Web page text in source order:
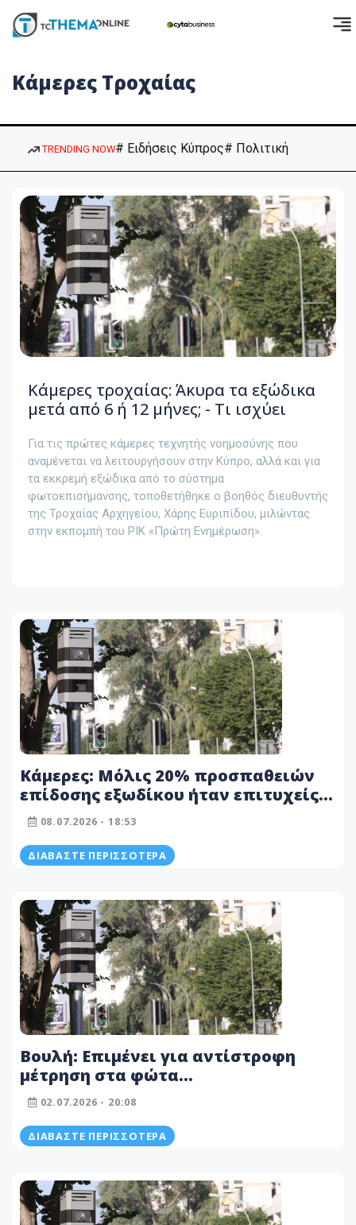
Κάμερες Τροχαίας
TRENDING NOW# Ειδήσεις Κύπρος# Πολιτική
Κάμερες τροχαίας: Άκυρα τα εξώδικα
μετά από 6 ή 12 μήνες; - Τι ισχύει
Για τις πρώτες κάμερες τεχνητής νοημοσύνης που
αναμένεται να λειτουργήσουν στην Κύπρο, αλλά και για
τα εκκρεμή εξώδικα από το σύστημα
φωτοεπισήμανσης, τοποθετήθηκε ο βοηθός διευθυντής
της Τροχαίας Αρχηγείου, Χάρης Ευριπίδου, μιλώντας
στην εκπομπή του ΡΙΚ «Πρώτη Ενημέρωση».
Κάμερες: Μόλις 20% προσπαθειών
επίδοσης εξωδίκου ήταν επιτυχείς -
«Μηχανισμοί παγίδευσης
πολιτών...»
08.07.2026 - 18:53
ΔΙΑΒΆΣΤΕ ΠΕΡΙΣΣΌΤΕΡΑ
Βουλή: Επιμένει για αντίστροφη
μέτρηση στα φώτα
φωτοεπισήμανσης - «Είναι θέμα
οδικής ασφάλειας»
02.07.2026 - 20:08
ΔΙΑΒΆΣΤΕ ΠΕΡΙΣΣΌΤΕΡΑ